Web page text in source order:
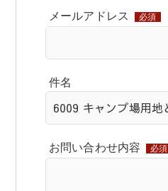
メールアドレス 必須
件名
お問い合わせ内容 必須